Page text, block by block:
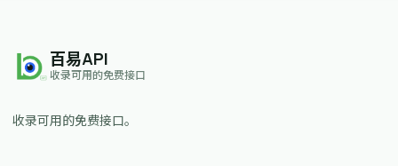
百易API
收录可用的免费接口
收录可用的免费接口。